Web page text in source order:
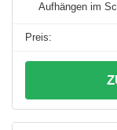
Aufhängen im